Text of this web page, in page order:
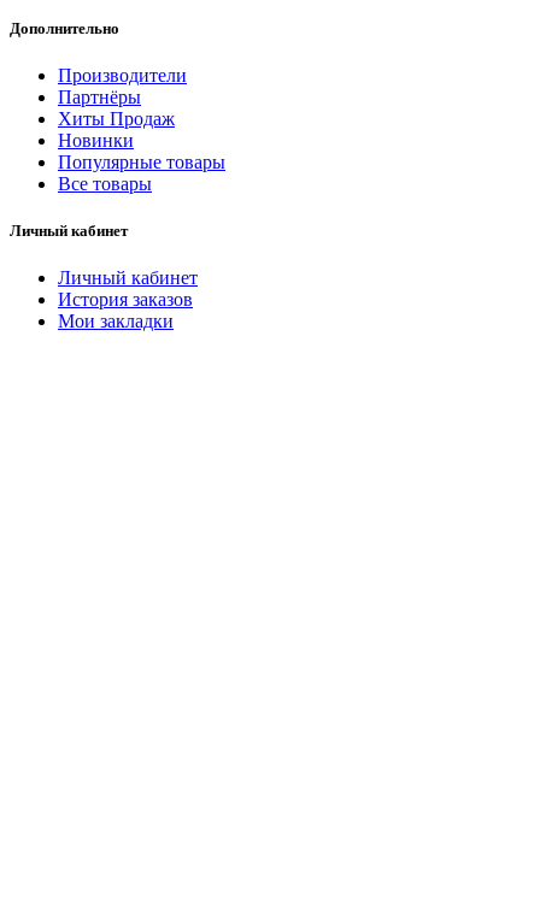
Дополнительно
Производители
Партнёры
Хиты Продаж
Новинки
Популярные товары
Все товары
Личный кабинет
Личный кабинет
История заказов
Мои закладки